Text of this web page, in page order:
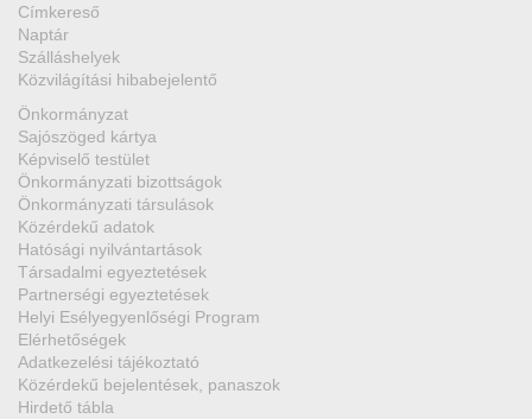
Címkereső
Naptár
Szálláshelyek
Közvilágítási hibabejelentő
Önkormányzat
Sajószöged kártya
Képviselő testület
Önkormányzati bizottságok
Önkormányzati társulások
Közérdekű adatok
Hatósági nyilvántartások
Társadalmi egyeztetések
Partnerségi egyeztetések
Helyi Esélyegyenlőségi Program
Elérhetőségek
Adatkezelési tájékoztató
Közérdekű bejelentések, panaszok
Hirdető tábla